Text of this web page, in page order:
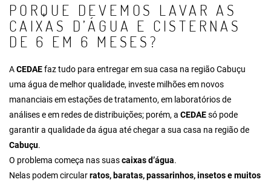
PORQUE DEVEMOS LAVAR AS
CAIXAS D’ÁGUA E CISTERNAS
DE 6 EM 6 MESES?
ACEDAEfaz tudo para entregar em sua casa na região Cabuçu
uma água de melhor qualidade, investe milhões em novos
mananciais em estações de tratamento, em laboratórios de
análises e em redes de distribuições; porém, a CEDAEsó pode
garantir a qualidade da água até chegar a sua casa na região de
Cabuçu.
O problema começa nas suascaixas d’água.
Nelas podem circularratos, baratas, passarinhos, insetos e muitos